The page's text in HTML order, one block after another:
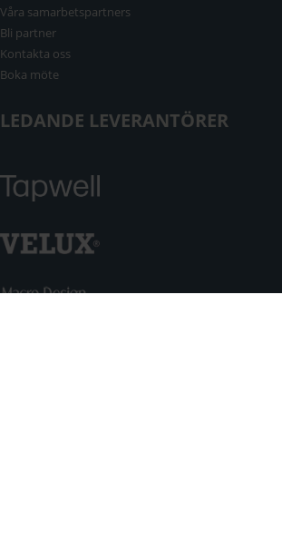
Våra samarbetspartners
Bli partner
Kontakta oss
Boka möte
LEDANDE LEVERANTÖRER